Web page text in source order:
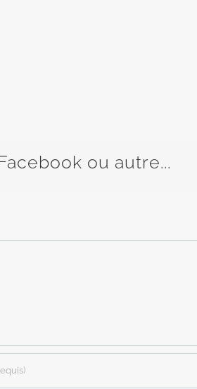
ou autre...